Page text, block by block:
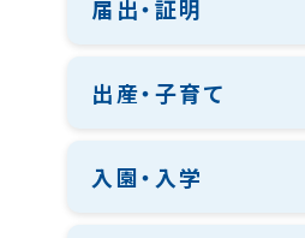
届出・証明
出産・子育て
入園・入学